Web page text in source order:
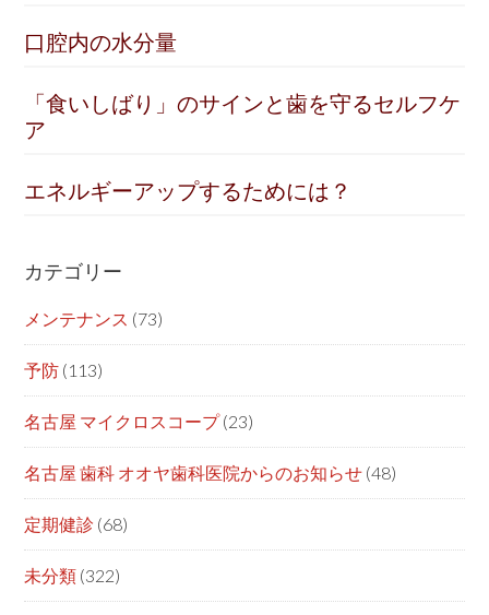
口腔内の水分量
「食いしばり」のサインと歯を守るセルフケ
ア
エネルギーアップするためには？
カテゴリー
メンテナンス (73)
予防 (113)
名古屋 マイクロスコープ(23)
名古屋 歯科 オオヤ歯科医院からのお知らせ (48)
定期健診 (68)
未分類 (322)